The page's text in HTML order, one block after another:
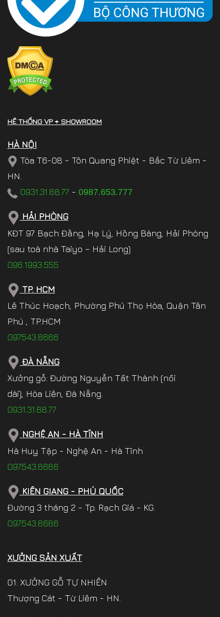
HỆ THỐNG VP + SHOWROOM
HÀ NỘI
Tòa T6-08 - Tôn Quang Phiệt - Bắc Từ Liêm -
HN.
0931.31.88.77 - 0987.653.777
HẢI PHÒNG
KĐT 97 Bạch Đằng, Hạ Lý, Hồng Bàng, Hải Phòng
(sau toà nhà Taiyo – Hải Long)
096.1993.555
TP. HCM
Lê Thúc Hoạch, Phường Phú Thọ Hòa, Quận Tân
Phú , TP.HCM
097.543.8686
ĐÀ NẴNG
Xưởng gỗ: Đường Nguyễn Tất Thành (nối
dài), Hòa Liên, Đà Nẵng.
0931.31.88.77
NGHỆ AN - HÀ TĨNH
Hà Huy Tập - Nghệ An - Hà Tĩnh
097.543.8686
KIÊN GIANG - PHÚ QUỐC
Đường 3 tháng 2 - Tp. Rạch Giá - KG.
097.543.8686
XƯỞNG SẢN XUẤT
01: XƯỞNG GỖ TỰ NHIÊN
Thượng Cát - Từ Liêm - HN.